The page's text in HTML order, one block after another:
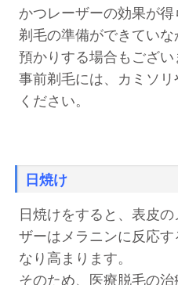
かつレーザーの効果が得
剃毛の準備ができてい
預かりする場合もござい
事前剃毛には、カミソ
ください。
日焼け
日焼けをすると、表皮
ザーはメラニンに反応
なり高まります。
そのため、医療脱毛の